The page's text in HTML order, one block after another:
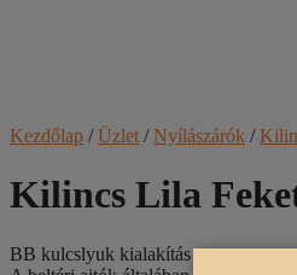
Kezdőlap /Üzlet /Nyílászárók /
Kilincs Lila
BB kulcslyuk kialakítás